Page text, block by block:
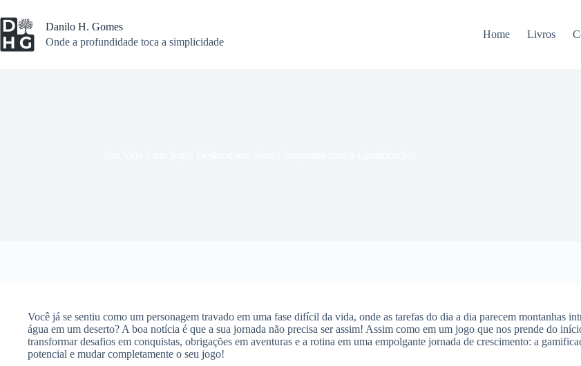
para
o
conteúdo
Danilo H. Gomes
Onde a profundidade toca a simplicidade
Home Livros
Você já se sentiu como um personagem travado em uma fase difícil da vida, onde as tarefas do dia a dia parecem montanhas
água em um deserto? A boa notícia é que a sua jornada não precisa ser assim! Assim como em um jogo que nos prende do
transformar desafios em conquistas, obrigações em aventuras e a rotina em uma empolgante jornada de crescimento: a
potencial e mudar completamente o seu jogo!